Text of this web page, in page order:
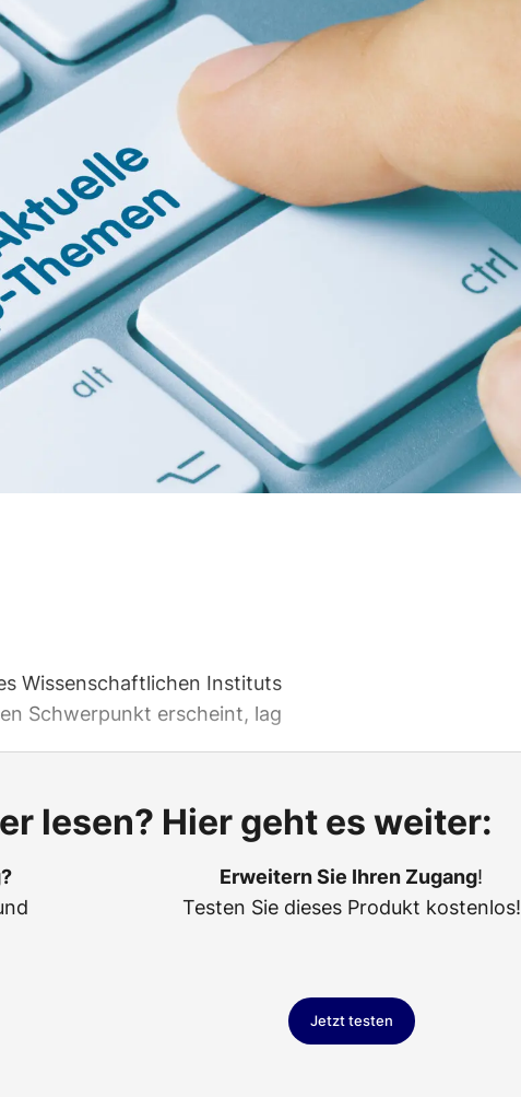
Wissenschaftlichen Instituts
Schwerpunkt erscheint, lag
lesen? Hier geht es weiter:
Erweitern Sie Ihren Zugang!
Testen Sie dieses Produkt kostenlos!
Jetzt testen